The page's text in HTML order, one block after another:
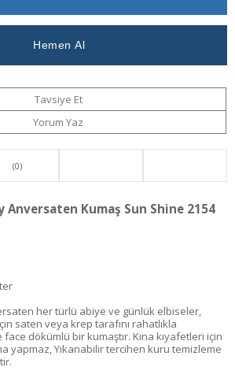
Tavsiye Et
Yorum Yaz
(0)
Kumaş Sun Shine 2154
her türlü abiye ve günlük elbiseler,
saten veya krep tarafını rahatlıkla
dökümlü bir kumaştır. Kına kıyafetleri için
yapmaz, Yıkanabilir tercihen kuru temizleme